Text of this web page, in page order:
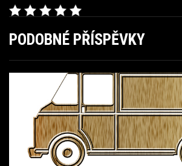
PODOBNÉ PŘÍSPĚVKY